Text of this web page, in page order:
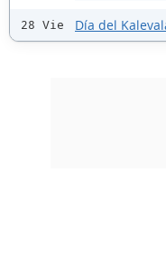
28 Vie Día del